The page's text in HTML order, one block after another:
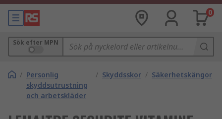
0
Sök efter MPN
/ Personlig
skyddsutrustning
och arbetskläder
/ Skyddsskor / Säkerhetskängor